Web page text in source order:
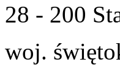
28 - 200
woj.